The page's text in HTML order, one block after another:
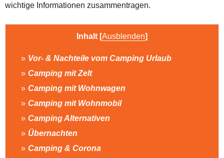
wichtige Informationen zusammentragen.
Inhalt [Ausblenden]
Vor- & Nachteile vom Camping Urlaub
Camping mit Zelt
Camping mit Wohnwagen
Camping mit Wohnmobil
Camping Alternativen
Übernachten
Camping & Corona